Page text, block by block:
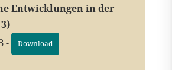
Entwicklungen in der
-
Download